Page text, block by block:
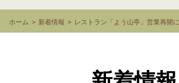
ホーム 新着情報 レストラン「よう山亭」営業再開